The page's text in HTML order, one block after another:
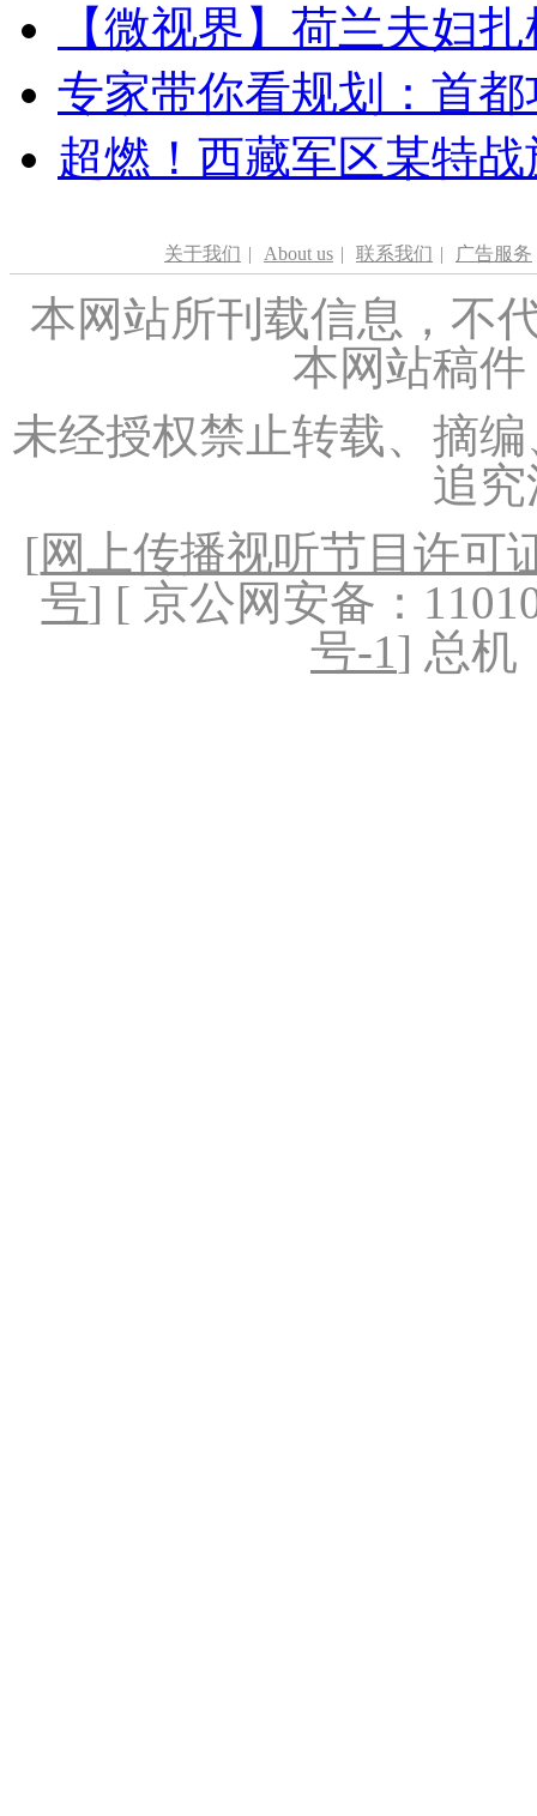
【微视界】荷兰夫妇
专家带你看规划：首
超燃！西藏军区某特
关于我们 | About us | 联系我们 | 广告服务
本网站所刊载信息，不
本网站稿
未经授权禁止转载、摘
追
[网上传播视听节目许可
号] [ 京公网安备：
号-1] 总机